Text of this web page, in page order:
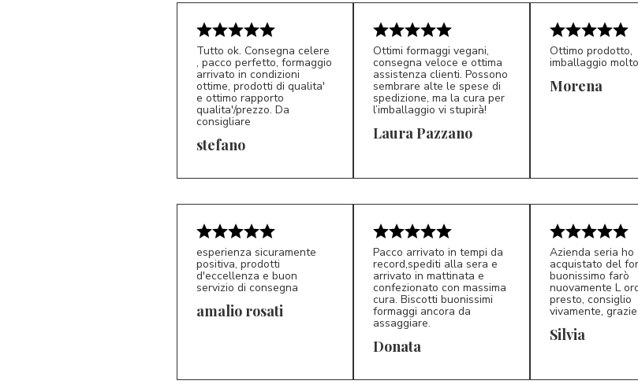
S*
Tutto ok. Consegna celere
, pacco perfetto, formaggio
arrivato in condizioni
ottime, prodotti di qualita'
e ottimo rapporto
qualita'/prezzo. Da
consigliare
stefano LP 5/5
Ottimi formaggi vegani,
consegna veloce e ottima
assistenza clienti. Possono
sembrare alte le spese di
spedizione, ma la cura per
l’imballaggio vi stupirà!
Laura Pazzano
Ottimo prodotto,
imballaggio
Morena
esperienza sicuramente
positiva, prodotti
d'eccellenza e buon
servizio di consegna
amalio rosati
D*
Pacco arrivato in tempi da
record,spediti alla sera e
arrivato in mattinata e
confezionato con massima
cura. Biscotti buonissimi
formaggi ancora da
assaggiare.
Donata S*
Azienda seria ho
acquistato del
buonissimo farò
nuovamente L
presto, consiglio
vivamente, grazie.
Silvia